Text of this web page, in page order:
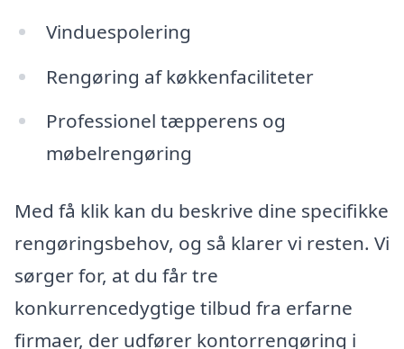
Vinduespolering
Rengøring af køkkenfaciliteter
Professionel tæpperens og
møbelrengøring
Med få klik kan du beskrive dine specifikke
rengøringsbehov, og så klarer vi resten. Vi
sørger for, at du får tre
konkurrencedygtige tilbud fra erfarne
firmaer, der udfører kontorrengøring i